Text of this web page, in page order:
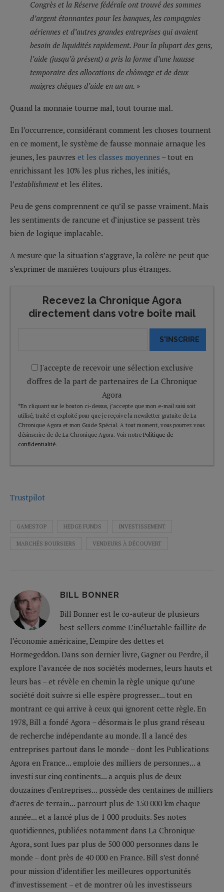
Congrès et la Réserve fédérale ont trouvé des sommes
d’argent étonnantes pour les banques, les compagnies
aériennes et d’autres grandes entreprises qui avaient
besoin de liquidités rapidement. Pour la plupart des gens,
l’aide (jusqu’à présent) a pris la forme d’une hausse
temporaire des allocations de chômage et de deux
maigres chèques d’aide en un an. »
Quand la monnaie tourne mal, tout tourne mal.
En l’occurrence, considérant comment les choses tournent
en ce moment, le système de fausse monnaie arnaque les
jeunes, les pauvres et les classes moyennes – tout en
enrichissant les 10% les plus riches, les initiés,
l’establishment et les élites.
Peu de gens comprennent ce qu’il se passe vraiment. Mais
les sentiments de rancune et d’injustice se passent très
bien de logique implacable.
A mesure que la situation s’aggrave, la colère ne peut que
s’exprimer de manières toujours plus étranges.
Recevez la Chronique Agora
directement dans votre boîte mail
S'INSCRIRE
J'accepte de recevoir une sélection exclusive
d'offres de la part de partenaires de La Chronique
Agora
*En cliquant sur le bouton ci-dessus, j’accepte que mon e-mail saisi soit
utilisé, traité et exploité pour que je reçoive la newsletter gratuite de La
Chronique Agora et mon Guide Spécial. A tout moment, vous pourrez vous
désinscrire de de La Chronique Agora. Voir notre Politique de
confidentialité.
Trustpilot
GAMESTOP HEDGE FUNDS INVESTISSEMENT
MARCHÉS BOURSIERS VENDEURS À DÉCOUVERT
BILL BONNER
Bill Bonner est le co-auteur de plusieurs
best-sellers comme L’inéluctable faillite de
l’économie américaine, L’empire des dettes et
Hormegeddon. Dans son dernier livre, Gagner ou Perdre, il
explore l’avancée de nos sociétés modernes, leurs hauts et
leurs bas – et révèle en chemin la règle unique qu’une
société doit suivre si elle espère progresser... tout en
montrant ce qui arrive à ceux qui ignorent cette règle. En
1978, Bill a fondé Agora – désormais le plus grand réseau
de recherche indépendante au monde. Il a lancé des
entreprises partout dans le monde – dont les Publications
Agora en France... emploie des milliers de personnes... a
investi sur cinq continents... a acquis plus de deux
douzaines d’entreprises... possède des centaines de milliers
d’acres de terrain... parcourt plus de 150 000 km chaque
année... et a lancé plus de 1 000 produits. Ses notes
quotidiennes, publiées notamment dans La Chronique
Agora, sont lues par plus de 500 000 personnes dans le
monde – dont près de 40 000 en France. Bill s’est donné
pour mission d’identifier les meilleures opportunités
d’investissement – et de montrer où les investisseurs